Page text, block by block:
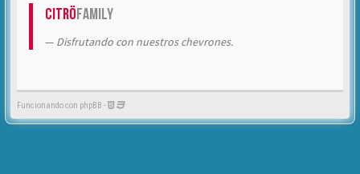
CitröFamily
Disfrutando con nuestros chevrones.
Funcionando con phpBB -